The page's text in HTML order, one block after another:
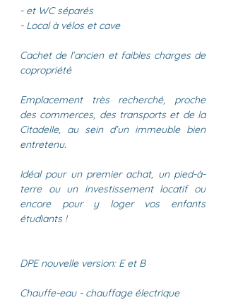
- et WC séparés
- Local à vélos et cave
Cachet de l’ancien et faibles charges de
copropriété
Emplacement très recherché, proche
des commerces, des transports et de la
Citadelle, au sein d’un immeuble bien
entretenu.
Idéal pour un premier achat, un pied-à-
terre ou un investissement locatif ou
encore pour y loger vos enfants
étudiants !
DPE nouvelle version: E et B
Chauffe-eau - chauffage électrique